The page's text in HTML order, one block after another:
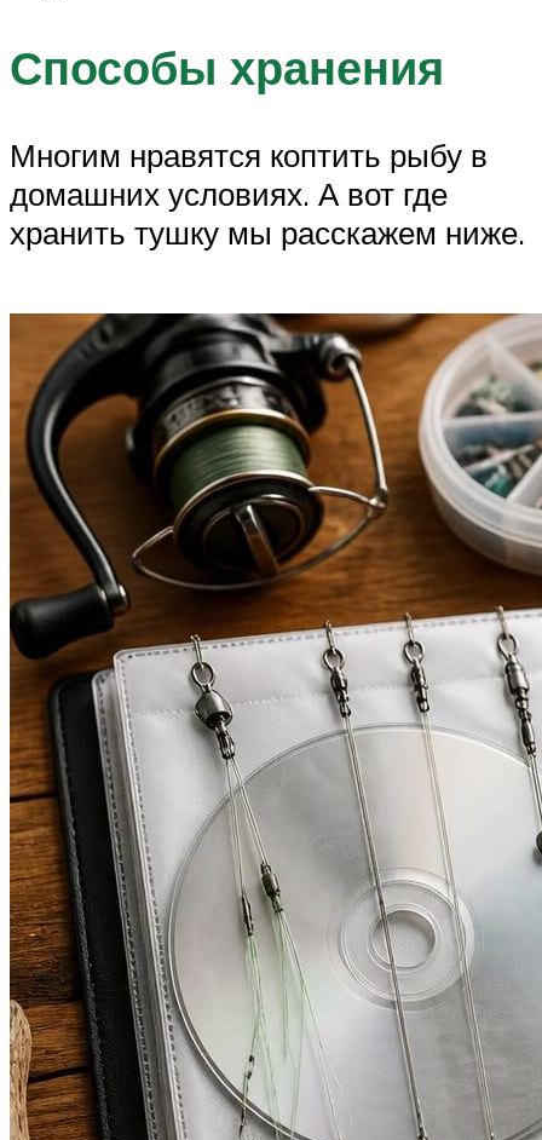
Способы хранения
Многим нравятся коптить рыбу в
домашних условиях. А вот где
хранить тушку мы расскажем ниже.